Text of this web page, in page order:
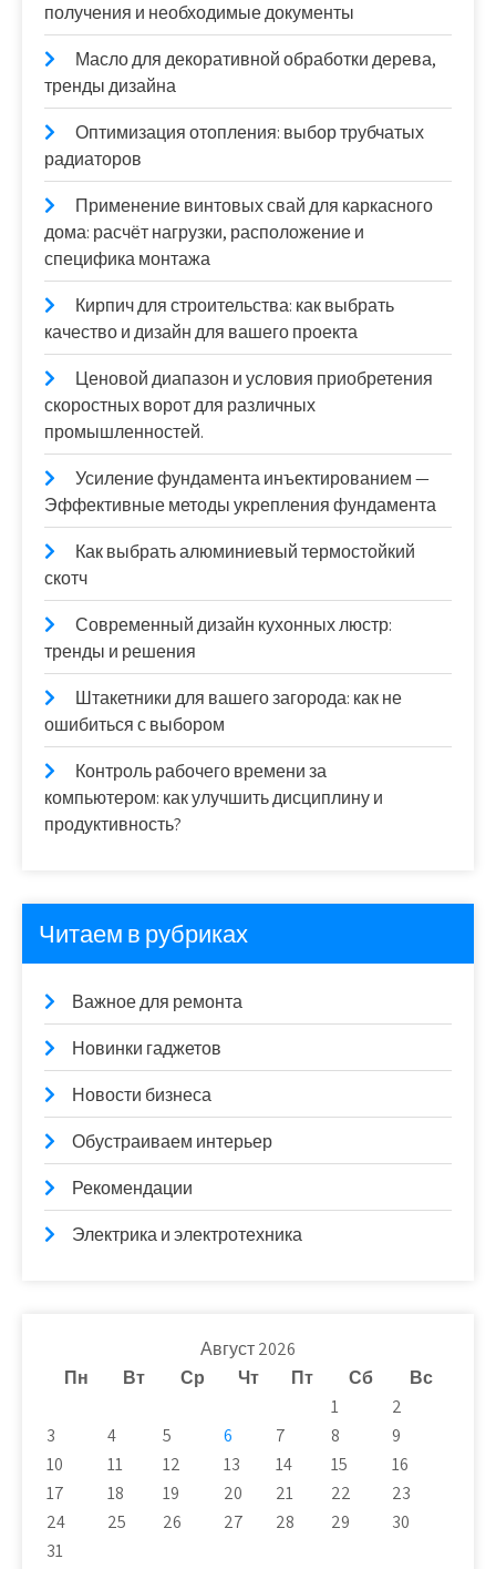
получения и необходимые документы
Масло для декоративной обработки дерева,
тренды дизайна
Оптимизация отопления: выбор трубчатых
радиаторов
Применение винтовых свай для каркасного
дома: расчёт нагрузки, расположение и
специфика монтажа
Кирпич для строительства: как выбрать
качество и дизайн для вашего проекта
Ценовой диапазон и условия приобретения
скоростных ворот для различных
промышленностей.
Усиление фундамента инъектированием —
Эффективные методы укрепления фундамента
Как выбрать алюминиевый термостойкий
скотч
Современный дизайн кухонных люстр:
тренды и решения
Штакетники для вашего загорода: как не
ошибиться с выбором
Контроль рабочего времени за
компьютером: как улучшить дисциплину и
продуктивность?
Читаем в рубриках
Важное для ремонта
Новинки гаджетов
Новости бизнеса
Обустраиваем интерьер
Рекомендации
Электрика и электротехника
Август 2026
Пн
Вт Ср Чт Пт Сб
Вс
1
2
3
4 5 6 7 8
9
10
11 12 13 14 15
16
17
18 19 20 21 22
23
24
25 26 27 28 29
30
31